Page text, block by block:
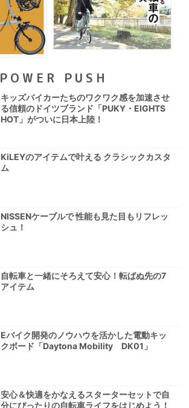
POWER PUSH
キッズバイカーたちのワクワク感を加速させ
る信頼のドイツブランド「PUKY・EIGHTS
HOT」がついに日本上陸！
KiLEYのアイテムで叶える クラシックカスタ
ム
NISSENケーブルで 性能も見た目もリフレッ
シュ！
自転車と一緒にそろえて安心！転ばぬ先の7
アイテム
Eバイク開発のノウハウを活かした電動キッ
クボード「Daytona Mobility DK01」
安心＆快適をかなえるスターターセットで自
分にぴったりの自転車ライフをはじめよう！